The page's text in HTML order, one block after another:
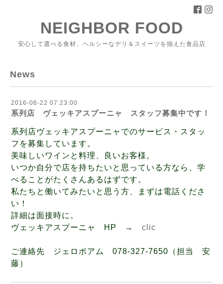
NEIGHBOR FOOD
安心して選べる食材、ヘルシーなデリ＆スイーツを揃えた食品店
News
2016-06-22 07:23:00
系列店 ヴェッキアスプーニャ スタッフ募集中です！
系列店ヴェッキアスプーニャでのサービス・スタッ
フを募集しています。
美味しいワインと料理、良いお客様。
いつか自分で店を持ちたいと思っている方なら、学
べることがたくさんあるはずです。
私たちと働いてみたいと思う方、まずは電話くださ
い！
詳細は面接時に。
ヴェッキアスプーニャ HP → clic
ご連絡先 ジェロボアム 078-327-7650（担当 安
藤）